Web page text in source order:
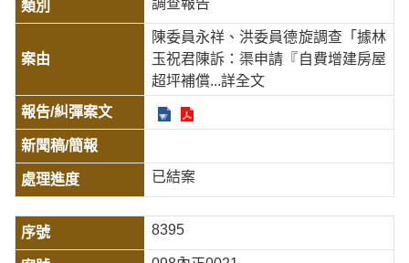
調查報告
陳委員永祥、洪委員德旋調查「據林
玉祝君陳訴：渠申請『自費增建房屋
超坪補償...詳全文
已結案
8395